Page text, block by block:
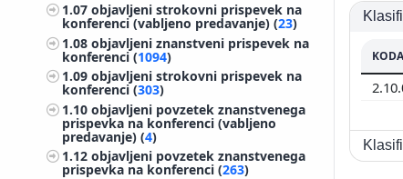
1.07objavljeni strokovni prispevek na
konferenci (vabljeno predavanje) (23)
1.08objavljeni znanstveni prispevek na
konferenci (1094)
1.09objavljeni strokovni prispevek na
konferenci (303)
1.10objavljeni povzetek znanstvenega
prispevka na konferenci (vabljeno
predavanje) (4)
1.12objavljeni povzetek znanstvenega
prispevka na konferenci (263)
KODA